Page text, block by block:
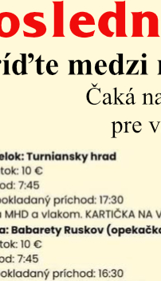
MUDr.
Špacai Stanislav
Pospíchalová Eva
Semanová Beáta
Hrabkovský Štefan